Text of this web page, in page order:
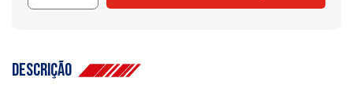
Descrição